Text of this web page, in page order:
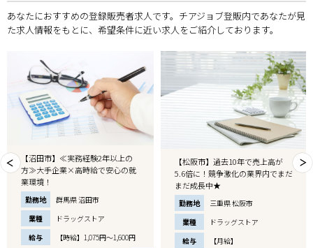
あなたにおすすめの登録販売者求人です。チアジョブ登販内であなたが見
た求人情報をもとに、希望条件に近い求人をご紹介しております。
【沼田市】≪実務経験2年以上の
方≫大手企業×高時給で安心の就
業環境！
勤務地
群馬県 沼田市
業種
ドラッグストア
給与
【時給】1,075円～1,600円
【松阪市】過去10年で売上高が
5.6倍に！競争激化の業界内でまだ
まだ成長中★
勤務地
三重県 松阪市
業種
ドラッグストア
給与
【月給】